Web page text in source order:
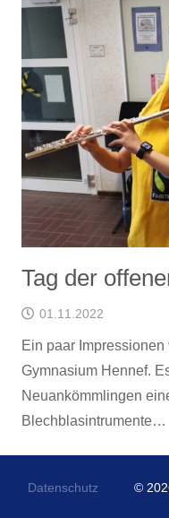
Tag der
01.11.2022
Ein paar
Gymnasium Hennef.
Neuankömmlingen
Blechblasintrumente…
Datenschutz ©